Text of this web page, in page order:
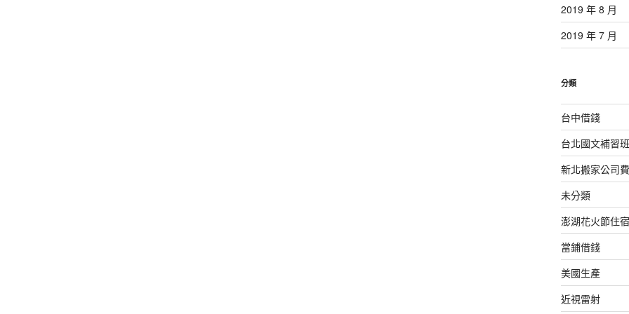
2019 年 8 月
2019 年 7 月
分類
台中借錢
台北國文補習班
新北搬家公司
未分類
澎湖花火節住
當鋪借錢
美國生產
近視雷射